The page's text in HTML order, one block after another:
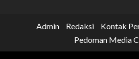
Admin Redaksi Kontak
Pedoman Media